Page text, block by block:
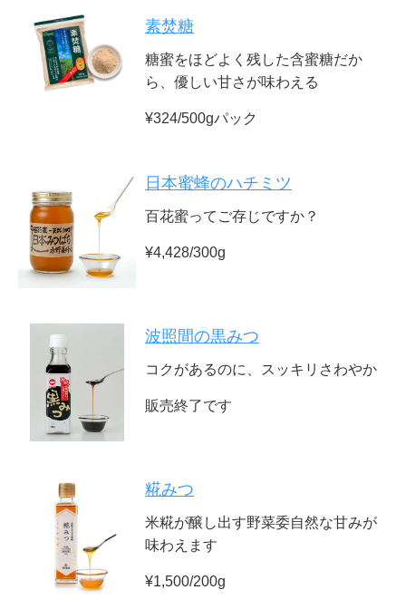
素焚糖
糖蜜をほどよく残した含蜜糖だか
ら、優しい甘さが味わえる
¥324/500gパック
日本蜜蜂のハチミツ
百花蜜ってご存じですか？
¥4,428/300g
波照間の黒みつ
コクがあるのに、スッキリさわやか
販売終了です
糀みつ
米糀が醸し出す野菜委自然な甘みが
味わえます
¥1,500/200g